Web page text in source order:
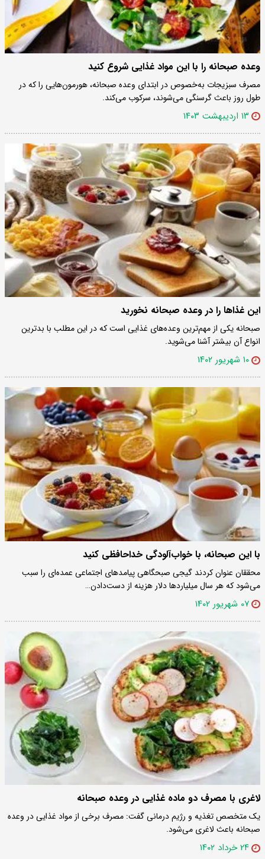
وعده صبحانه را با این مواد غذایی شروع کنید
مصرف سبزیجات به‌خصوص در ابتدای وعده صبحانه، هورمون‌هایی را که در
طول روز باعث گرسنگی می‌شوند، سرکوب می‌کند.
۱۳ اردیبهشت ۱۴۰۳
این غذاها را در وعده صبحانه نخورید
صبحانه یکی از مهم‌ترین وعده‌های غذایی است که در این مطلب با بدترین
انواع آن بیشتر آشنا می‌شوید.
۱۰ شهریور ۱۴۰۲
با این صبحانه، با خواب‌آلودگی خداحافظی کنید
محققان عنوان کردند گیجی صبحگاهی پیامدهای اجتماعی عمده‌ای را سبب
می‌شود که هر سال میلیاردها دلار هزینه از دست‌دادن…
۰۷ شهریور ۱۴۰۲
لاغری با مصرف دو ماده غذایی در وعده صبحانه
یک متخصص تغذیه و رژیم درمانی گفت: مصرف برخی از مواد غذایی در وعده
صبحانه باعث لاغری می‌شود.
۲۴ خرداد ۱۴۰۲